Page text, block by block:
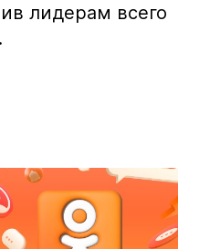
лидерам всего